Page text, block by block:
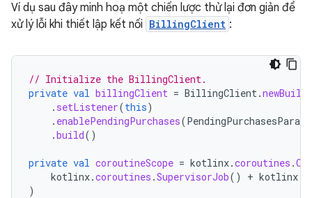
Ví dụ sau đây minh hoạ một chiến lược thử lại đơn giản để
xử lý lỗi khi thiết lập kết nối BillingClient :
// Initialize the BillingClient.
private val billingClient = BillingClient.
. setListener(this)
. enablePendingPurchases(PendingPurchasesParams
.build()
private val coroutineScope = kotlinx.coroutines .
kotlinx.coroutines .SupervisorJob() + kotlinx
)